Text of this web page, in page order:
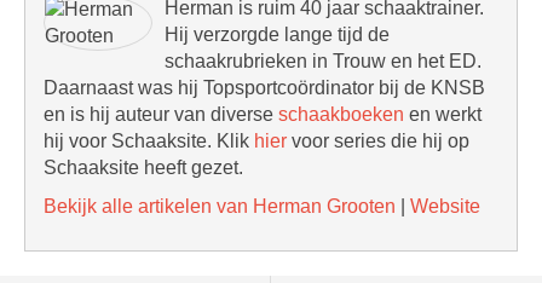
Herman is ruim 40 jaar schaaktrainer.
Hij verzorgde lange tijd de
schaakrubrieken in Trouw en het ED.
Daarnaast was hij Topsportcoördinator bij de KNSB
en is hij auteur van diverse schaakboeken en werkt
hij voor Schaaksite. Klik hier voor series die hij op
Schaaksite heeft gezet.
Bekijk alle artikelen van Herman Grooten
Website